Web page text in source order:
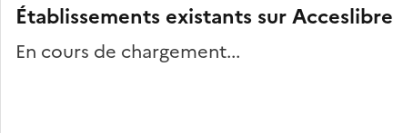
Établissements existants sur Acceslibre
En cours de chargement...